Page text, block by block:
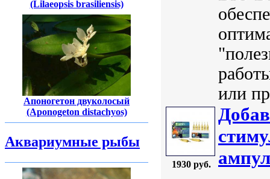
(Lilaeopsis brasiliensis)
Апоногетон двуколосый
(Aponogeton distachyos)
Аквариумные рыбы
или
1930 руб.
ампул